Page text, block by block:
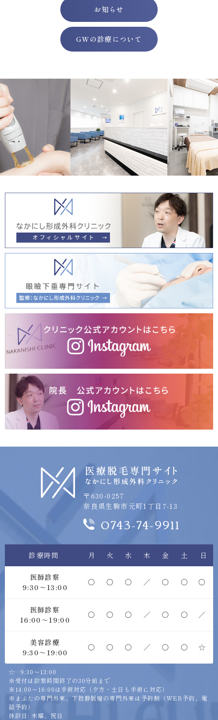
お知らせ
GWの診療について
〒630-0257
奈良県生駒市元町1丁目7-13
0743-74-9911
診療時間 月 火 水 木 金 土 日
医師診察
9:30～13:00
〇 〇 〇 ／ 〇 〇 〇
医師診察
16:00～19:00
〇 〇 〇 ／ 〇 〇 ／
美容診療
9:30～19:00
〇 〇 〇 ／ 〇 〇 ☆
☆…9:30～13:00
※受付は診察時間終了の30分前まで
※14:00～16:00は手術対応（夕方・土日も手術に対応）
※まぶたの専門外来、下肢静脈瘤の専門外来は予約制（WEB予約、電
話予約）
休診日: 木曜、祝日